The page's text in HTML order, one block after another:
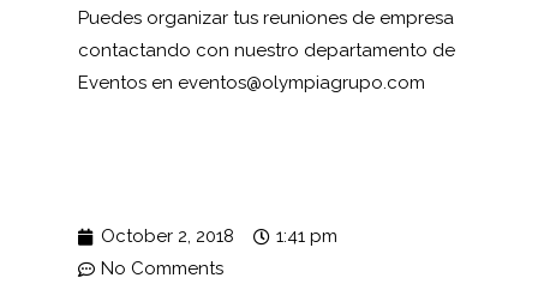
Puedes organizar tus reuniones de empresa
contactando con nuestro departamento de
Eventos en eventos@olympiagrupo.com
October 2, 2018
1:41 pm
No Comments